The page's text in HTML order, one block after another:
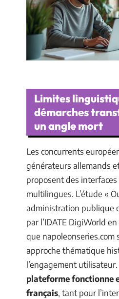
Limites
démarches
un angle mort
Les concurrents
générateurs allemands
proposent des
multilingues. L’étude «
administration publique
par l’IDATE DigiWorld
que napoleonseries.com
approche thématique
l’engagement
plateforme fonctionne
français, tant pour